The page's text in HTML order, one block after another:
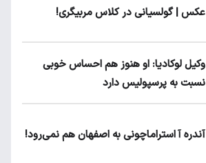
عکس | گولسیانی در کلاس مربیگری!
وکیل لوکادیا: او هنوز هم احساس خوبی
نسبت به پرسپولیس دارد
آندره آ استراماچونی به اصفهان هم نمی‌رود!